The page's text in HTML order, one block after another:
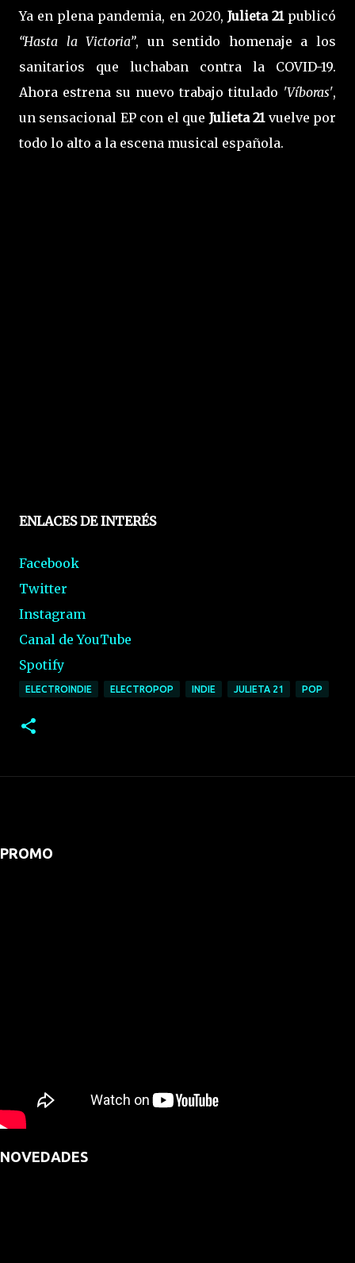
Ya en plena pandemia, en 2020, Julieta 21publicó
“Hasta la Victoria”, un sentido homenaje a los
sanitarios que luchaban contra la COVID-19.
Ahora estrena su nuevo trabajo titulado 'Víboras',
un sensacional EP con el que Julieta 21 vuelve por
todo lo alto a la escena musical española.
ENLACES DE INTERÉS
Facebook
Twitter
Instagram
Canal de YouTube
Spotify
ELECTROINDIE ELECTROPOP INDIE JULIETA 21 POP
PROMO
NOVEDADES